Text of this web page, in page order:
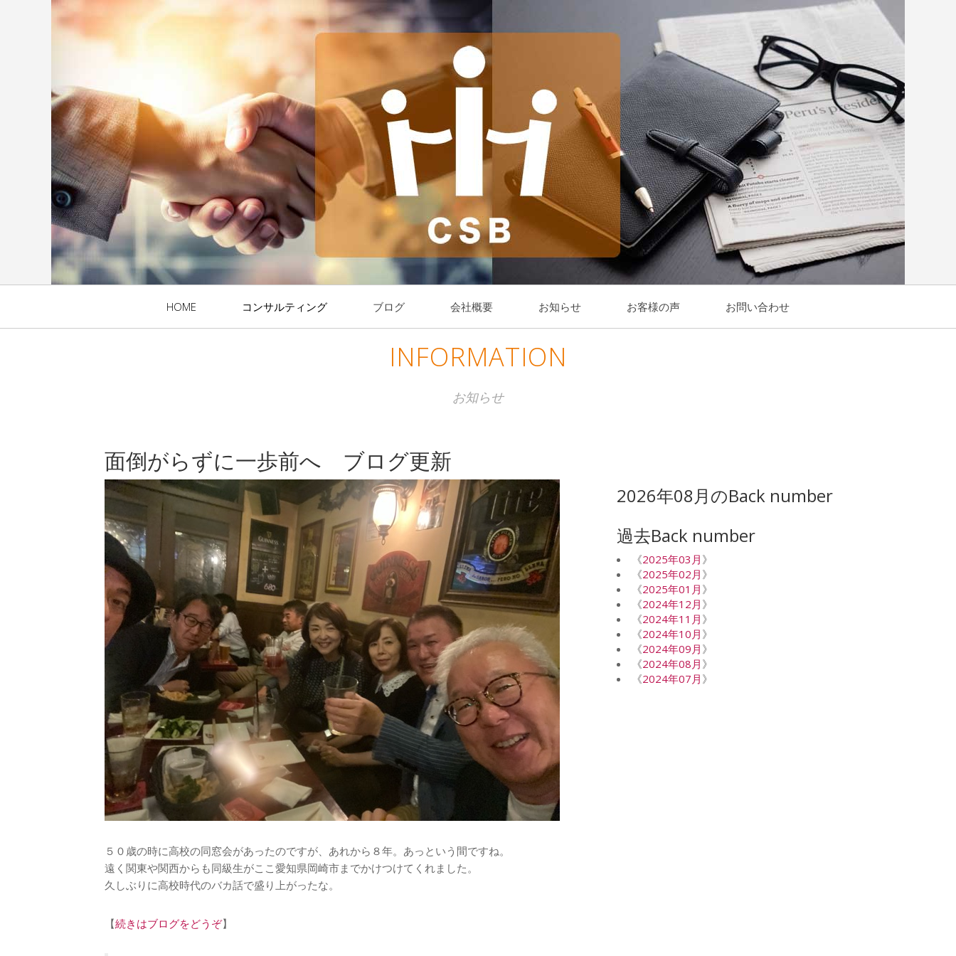
HOME コンサルティング ブログ 会社概要 お知らせ お客様の声 お問い合わせ
INFORMATION
お知らせ
面倒がらずに一歩前へ ブログ更新
５０歳の時に高校の同窓会があったのですが、あれから８年。あっという間ですね。
遠く関東や関西からも同級生がここ愛知県岡崎市までかけつけてくれました。
久しぶりに高校時代のバカ話で盛り上がったな。
【続きはブログをどうぞ】
2026年08月のBack number
過去Back number
《2025年03月 》
《2025年02月 》
《2025年01月 》
《2024年12月 》
《2024年11月 》
《2024年10月 》
《2024年09月 》
《2024年08月 》
《2024年07月 》